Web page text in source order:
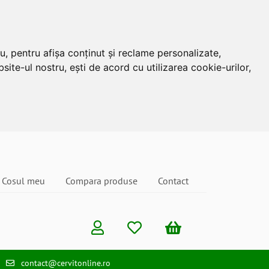
pentru afișa conținut și reclame personalizate,
ul nostru, ești de acord cu utilizarea cookie-urilor,
Cosul meu Compara produse Contact
contact@cervitonline.ro